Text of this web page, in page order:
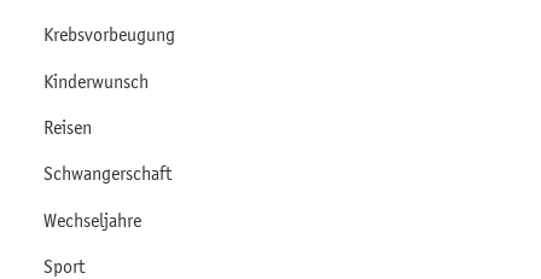
Krebsvorbeugung
Kinderwunsch
Reisen
Schwangerschaft
Wechseljahre
Sport